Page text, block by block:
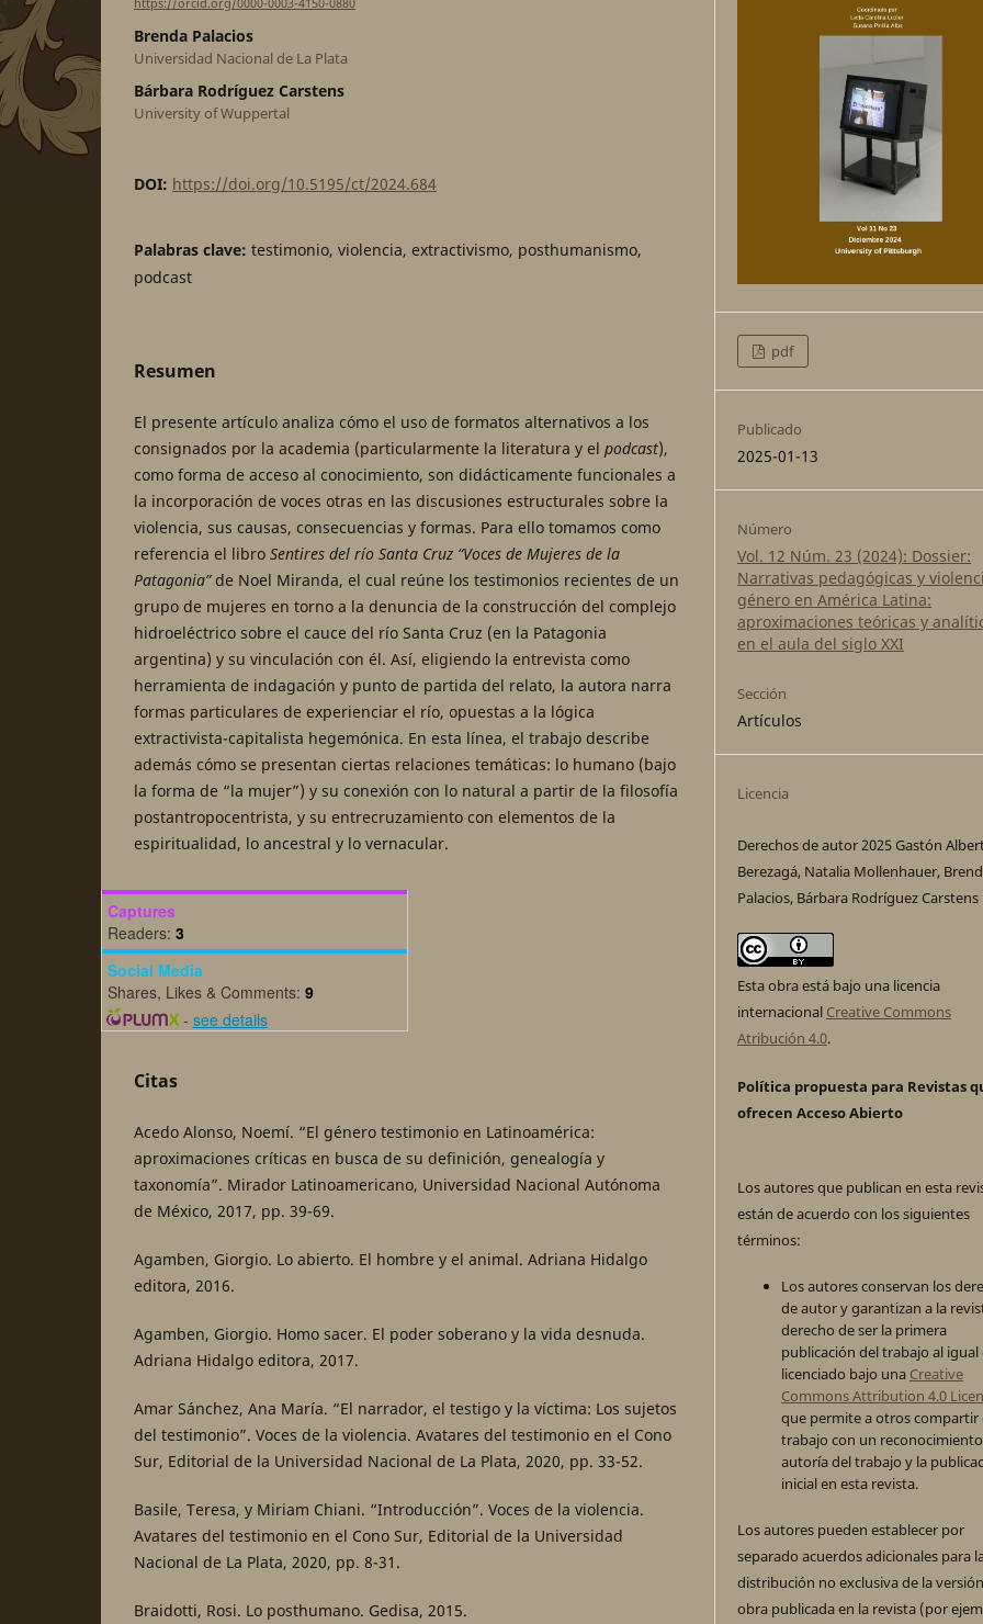
Brenda Palacios
Universidad Nacional de La Plata
Bárbara Rodríguez Carstens
University of Wuppertal
DOI: https://doi.org/10.5195/ct/2024.684
Palabras clave: testimonio, violencia, extractivismo, posthumanismo,
podcast
Resumen
El presente artículo analiza cómo el uso de formatos alternativos a los
consignados por la academia (particularmente la literatura y el podcast),
como forma de acceso al conocimiento, son didácticamente funcionales a
la incorporación de voces otras en las discusiones estructurales sobre la
violencia, sus causas, consecuencias y formas. Para ello tomamos como
referencia el libro Sentires del río Santa Cruz “Voces de Mujeres de la
Patagonia”de Noel Miranda, el cual reúne los testimonios recientes de un
grupo de mujeres en torno a la denuncia de la construcción del complejo
hidroeléctrico sobre el cauce del río Santa Cruz (en la Patagonia
argentina) y su vinculación con él. Así, eligiendo la entrevista como
herramienta de indagación y punto de partida del relato, la autora narra
formas particulares de experienciar el río, opuestas a la lógica
extractivista-capitalista hegemónica. En esta línea, el trabajo describe
además cómo se presentan ciertas relaciones temáticas: lo humano (bajo
la forma de “la mujer”) y su conexión con lo natural a partir de la filosofía
postantropocentrista, y su entrecruzamiento con elementos de la
espiritualidad, lo ancestral y lo vernacular.
Captures
Readers: 3
Social Media
Shares, Likes & Comments: 9
- see details
Citas
Acedo Alonso, Noemí. “El género testimonio en Latinoamérica:
aproximaciones críticas en busca de su definición, genealogía y
taxonomía”. Mirador Latinoamericano, Universidad Nacional Autónoma
de México, 2017, pp. 39-69.
Agamben, Giorgio. Lo abierto. El hombre y el animal. Adriana Hidalgo
editora, 2016.
Agamben, Giorgio. Homo sacer. El poder soberano y la vida desnuda.
Adriana Hidalgo editora, 2017.
Amar Sánchez, Ana María. “El narrador, el testigo y la víctima: Los sujetos
del testimonio”. Voces de la violencia. Avatares del testimonio en el Cono
Sur, Editorial de la Universidad Nacional de La Plata, 2020, pp. 33-52.
Basile, Teresa, y Miriam Chiani. “Introducción”. Voces de la violencia.
Avatares del testimonio en el Cono Sur, Editorial de la Universidad
Nacional de La Plata, 2020, pp. 8-31.
Braidotti, Rosi. Lo posthumano. Gedisa, 2015.
pdf
Publicado
2025-01-13
Número
Vol. 12 Núm. 23 (2024): Dossier:
Narrativas pedagógicas y
género en América Latina:
aproximaciones teóricas y
en el aula del siglo XXI
Sección
Artículos
Licencia
Derechos de autor 2025 Gastón
Berezagá, Natalia Mollenhauer,
Palacios, Bárbara Rodríguez Carstens
Esta obra está bajo una licencia
internacional Creative Commons
Atribución 4.0.
Política propuesta para Revistas
ofrecen Acceso Abierto
Los autores que publican en esta
están de acuerdo con los siguientes
términos:
Los autores conservan los
de autor y garantizan a la
derecho de ser la primera
publicación del trabajo al igual
licenciado bajo una Creative
Commons Attribution 4.0
que permite a otros compartir
trabajo con un
autoría del trabajo y la
inicial en esta revista.
Los autores pueden establecer por
separado acuerdos adicionales para
distribución no exclusiva de la
obra publicada en la revista (por